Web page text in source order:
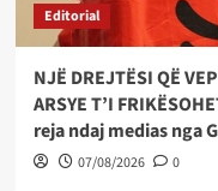
Editorial
NJË DREJTËSI QË
ARSYE T’I
reja ndaj medias nga
07/08/2026 0